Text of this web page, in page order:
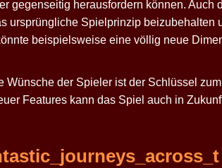
gegenseitig herausfordern können. Auch
ursprüngliche Spielprinzip
beispielsweise eine völlig neue
der Spieler ist der Schlüssel
Features kann das Spiel auch in